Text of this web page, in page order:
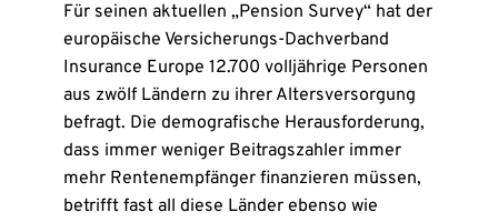
Für seinen aktuellen „Pension Survey“ hat der
europäische Versicherungs-Dachverband
Insurance Europe 12.700 volljährige Personen
aus zwölf Ländern zu ihrer Altersversorgung
befragt. Die demografische Herausforderung,
dass immer weniger Beitragszahler immer
mehr Rentenempfänger finanzieren müssen,
betrifft fast all diese Länder ebenso wie